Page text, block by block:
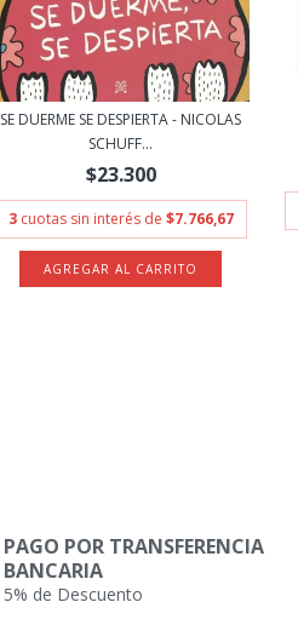
SE DUERME SE DESPIERTA - NICOLAS
SCHUFF...
$23.300
3 cuotas sin interés de $7.766,67
PAGO POR TRANSFERENCIA
BANCARIA
5% de Descuento